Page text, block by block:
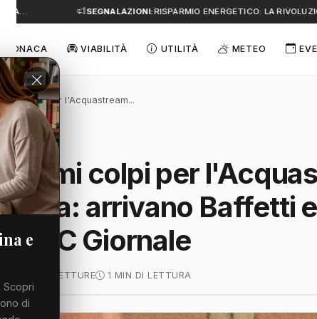
SEGNALAZIONI:RISPARMIO ENERGETICO: LA
CRONACA VIABILITÀ UTILITÀ METEO
colpi per l'Acquastream...
primi colpi per
arrivano Baffetti e
TRC Giornale
54 LETTURE 1 MIN DI LETTURA
e
Scopri
di